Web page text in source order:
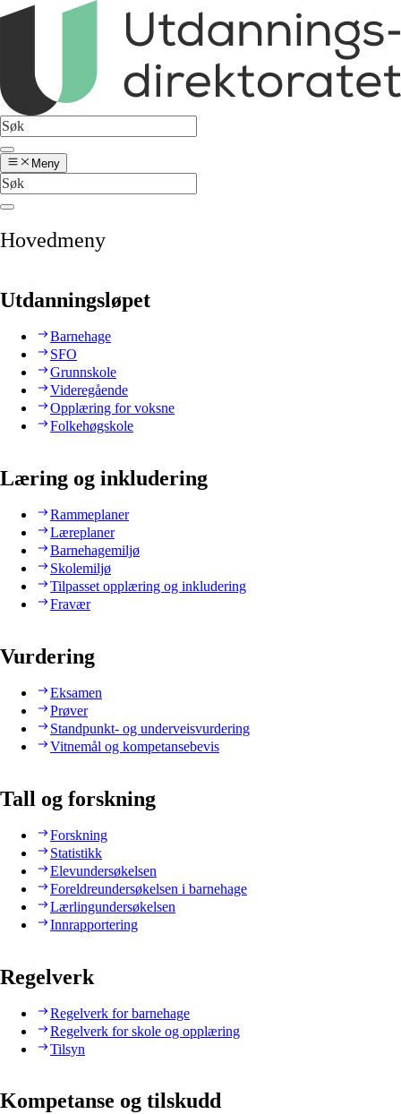
Meny
Hovedmeny
Utdanningsløpet
Barnehage
SFO
Grunnskole
Videregående
Opplæring for voksne
Folkehøgskole
Læring og inkludering
Rammeplaner
Læreplaner
Barnehagemiljø
Skolemiljø
Tilpasset opplæring og inkludering
Fravær
Vurdering
Eksamen
Prøver
Standpunkt- og underveisvurdering
Vitnemål og kompetansebevis
Tall og forskning
Forskning
Statistikk
Elevundersøkelsen
Foreldreundersøkelsen i barnehage
Lærlingundersøkelsen
Innrapportering
Regelverk
Regelverk for barnehage
Regelverk for skole og opplæring
Tilsyn
Kompetanse og tilskudd